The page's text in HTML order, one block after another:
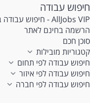
חיפוש עבודה
AllJobs VIP - חיפוש עבודה בקלות
הרשמה בחינם לאתר
סוכן חכם
קטגוריות מובילות
חיפוש עבודה לפי תחום
חיפוש עבודה לפי איזור
חיפוש עבודה לפי חברה